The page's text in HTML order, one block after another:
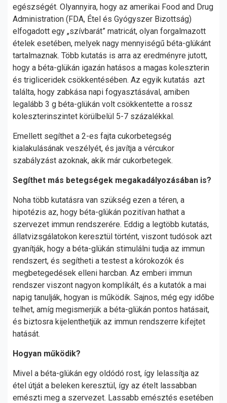
egészségét. Olyannyira, hogy az amerikai Food and Drug
Administration (FDA, Étel és Gyógyszer Bizottság)
elfogadott egy „szívbarát” matricát, olyan forgalmazott
ételek esetében, melyek nagy mennyiségű béta-glükánt
tartalmaznak. Több kutatás is arra az eredményre jutott,
hogy a béta-glükán igazán hatásos a magas koleszterin
és trigliceridek csökkentésében. Az egyik kutatás azt
találta, hogy zabkása napi fogyasztásával, amiben
legalább 3 g béta-glükán volt csökkentette a rossz
koleszterinszintet körülbelül 5-7 százalékkal.
Emellett segíthet a 2-es fajta cukorbetegség
kialakulásának veszélyét, és javítja a vércukor
szabályzást azoknak, akik már cukorbetegek.
Segíthet más betegségek megakadályozásában is?
Noha több kutatásra van szükség ezen a téren, a
hipotézis az, hogy béta-glükán pozitívan hathat a
szervezet immun rendszerére. Eddig a legtöbb kutatás,
állatvizsgálatokon keresztül történt, viszont tudósok azt
gyanítják, hogy a béta-glükán stimulálni tudja az immun
rendszert, és segítheti a testest a kórokozók és
megbetegedések elleni harcban. Az emberi immun
rendszer viszont nagyon komplikált, és a kutatók a mai
napig tanulják, hogyan is működik. Sajnos, még egy időbe
telhet, amíg megismerjük a béta-glükán pontos hatásait,
és biztosra kijelenthetjük az immun rendszerre kifejtet
hatását.
Hogyan működik?
Mivel a béta-glükán egy oldódó rost, így lelassítja az
étel útját a beleken keresztül, így az ételt lassabban
emészti meg a szervezet. Lassabb emésztés esetében